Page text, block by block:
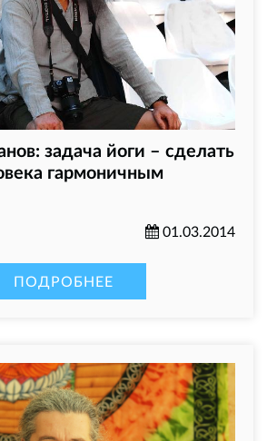
задача йоги – сделать
гармоничным
01.03.2014
ПОДРОБНЕЕ